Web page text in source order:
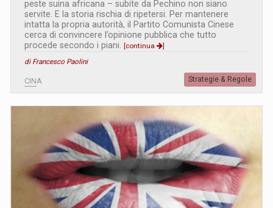
peste suina africana – subite da Pechino non siano
servite. E la storia rischia di ripetersi. Per mantenere
intatta la propria autorità, il Partito Comunista Cinese
cerca di convincere l’opinione pubblica che tutto
procede secondo i piani. [continua
]
di Francesco Paolini
CINA Strategie & Regole